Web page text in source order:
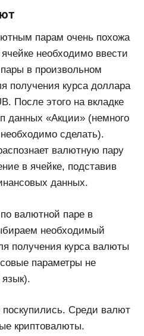
парам очень похожа
необходимо ввести
в произвольном
получения курса доллара
После этого на вкладке
данных «Акции» (немного
сделать).
валютную пару
в ячейке, подставив
данных.
валютной паре в
необходимый
получения курса валюты
параметры не
поскупились. Среди валют
криптовалюты.